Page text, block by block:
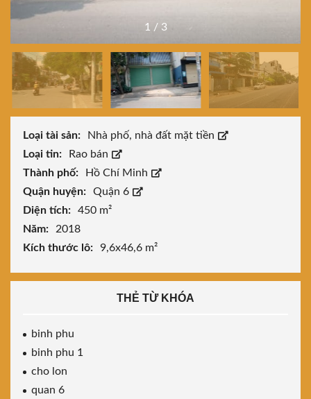
1 / 3
Loại tài sản:
Nhà phố, nhà đất mặt tiền
Loại tin:
Rao bán
Thành phố:
Hồ Chí Minh
Quận huyện:
Quận 6
Diện tích:
450 m²
Năm:
2018
Kích thước lô:
9,6x46,6 m²
THẺ TỪ KHÓA
binh phu
binh phu 1
cho lon
quan 6